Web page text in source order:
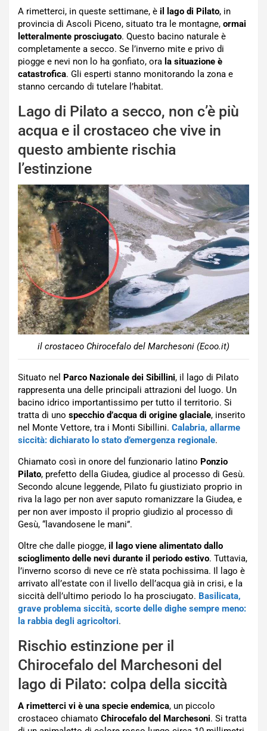
A rimetterci, in queste settimane, è il lago di Pilato, in
provincia di Ascoli Piceno, situato tra le montagne, ormai
letteralmente prosciugato. Questo bacino naturale è
completamente a secco. Se l’inverno mite e privo di
piogge e nevi non lo ha gonfiato, ora la situazione è
catastrofica. Gli esperti stanno monitorando la zona e
stanno cercando di tutelare l’habitat.
Lago di Pilato a secco, non c’è più
acqua e il crostaceo che vive in
questo ambiente rischia
l’estinzione
il crostaceo Chirocefalo del Marchesoni (Ecoo.it)
Situato nel Parco Nazionale dei Sibillini, il lago di Pilato
rappresenta una delle principali attrazioni del luogo. Un
bacino idrico importantissimo per tutto il territorio. Si
tratta di uno specchio d’acqua di origine glaciale, inserito
nel Monte Vettore, tra i Monti Sibillini. Calabria, allarme
siccità: dichiarato lo stato d’emergenza regionale.
Chiamato così in onore del funzionario latino Ponzio
Pilato, prefetto della Giudea, giudice al processo di Gesù.
Secondo alcune leggende, Pilato fu giustiziato proprio in
riva la lago per non aver saputo romanizzare la Giudea, e
per non aver imposto il proprio giudizio al processo di
Gesù, “lavandosene le mani”.
Oltre che dalle piogge, il lago viene alimentato dallo
scioglimento delle nevi durante il periodo estivo. Tuttavia,
l’inverno scorso di neve ce n’è stata pochissima. Il lago è
arrivato all’estate con il livello dell’acqua già in crisi, e la
siccità dell’ultimo periodo lo ha prosciugato. Basilicata,
grave problema siccità, scorte delle dighe sempre meno:
la rabbia degli agricoltori.
Rischio estinzione per il
Chirocefalo del Marchesoni del
lago di Pilato: colpa della siccità
A rimetterci vi è una specie endemica, un piccolo
crostaceo chiamato Chirocefalo del Marchesoni. Si tratta